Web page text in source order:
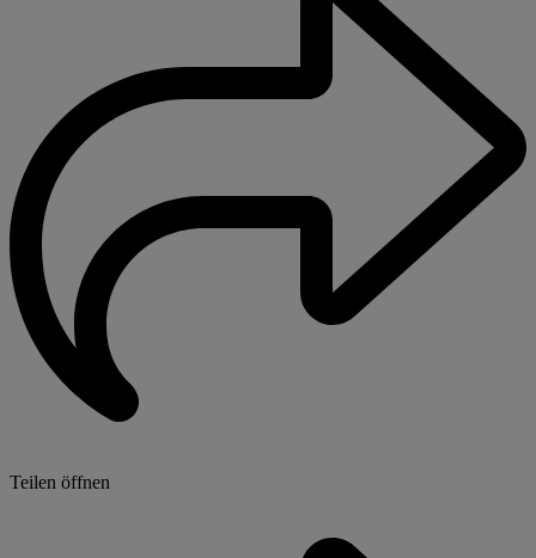
Teilen öffnen